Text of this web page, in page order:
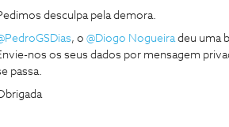
desculpa pela demora.
, o @Diogo Nogueiradeu uma
nos os seus dados por mensagem
passa.